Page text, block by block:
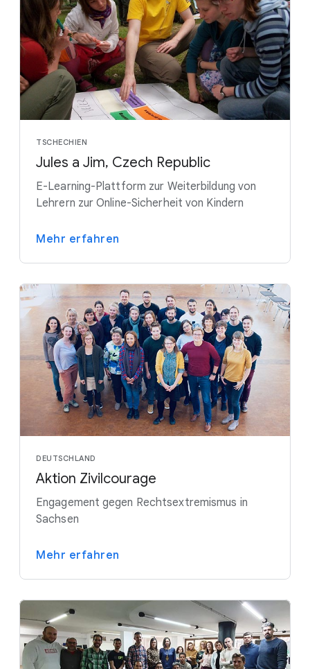
TSCHECHIEN
Jules a Jim, Czech Republic
E-Learning-Plattform zur Weiterbildung von
Lehrern zur Online-Sicherheit von Kindern
Mehr erfahren
DEUTSCHLAND
Aktion Zivilcourage
Engagement gegen Rechtsextremismus in
Sachsen
Mehr erfahren